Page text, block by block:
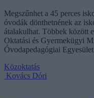
Megszűnhet a 45 perces
óvodák dönthetnének az
átalakulhat. Többek között
Oktatási és Gyermekügyi
Óvodapedagógiai
Közoktatás
Kovács Dóri